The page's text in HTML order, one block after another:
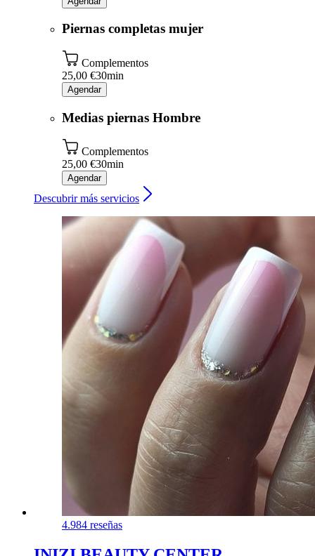
Piernas completas mujer
Complementos
25,00 €30min
Agendar
Medias piernas Hombre
Complementos
25,00 €30min
Agendar
Descubrir más servicios
4.984 reseñas